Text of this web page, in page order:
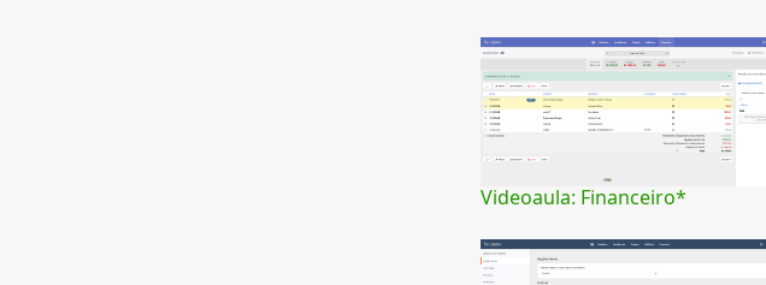
Videoaula: Financeiro*